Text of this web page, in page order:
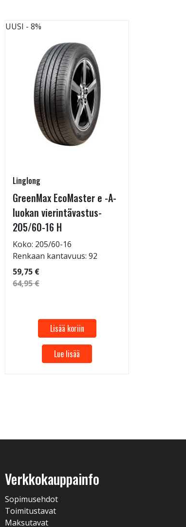
UUSI - 8%
Linglong
GreenMax EcoMaster e -A-
luokan vierintävastus-
205/60-16 H
Koko: 205/60-16
Renkaan kantavuus: 92
59,75 €
64,95 €
Lisää koriin
Lue lisää
Verkkokauppainfo
Sopimusehdot
Toimitustavat
Maksutavat